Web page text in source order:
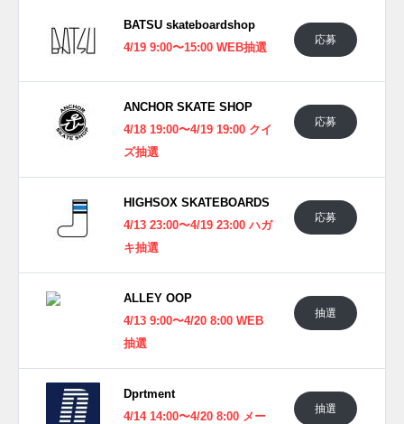
BATSU skateboardshop
4/19 9:00〜15:00 WEB抽選
応募
ANCHOR SKATE SHOP
4/18 19:00〜4/19 19:00 クイ
ズ抽選
応募
HIGHSOX SKATEBOARDS
4/13 23:00〜4/19 23:00 ハガ
キ抽選
応募
ALLEY OOP
4/13 9:00〜4/20 8:00 WEB
抽選
抽選
Dprtment
4/14 14:00〜4/20 8:00 メー
抽選